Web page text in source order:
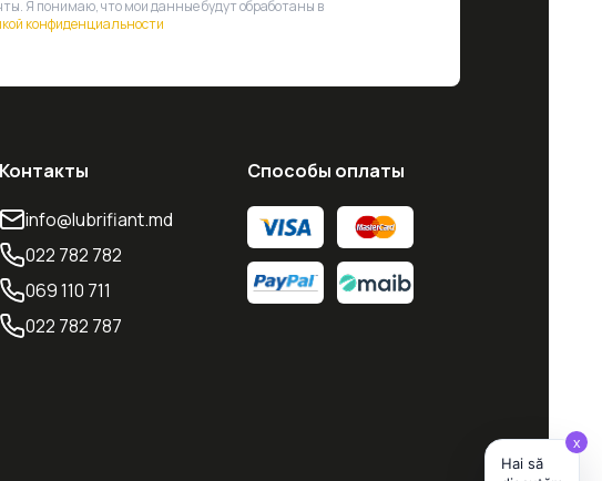
Я понимаю, что мои данные будут обработаны в
конфиденциальности
Контакты
info@lubrifiant.md
022 782 782
069 110 711
022 782 787
Способы оплаты